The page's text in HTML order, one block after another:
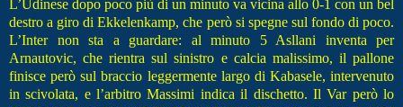
L’Udinese dopo poco più di un minuto va vicina allo 0-1 con un bel
destro a giro di Ekkelenkamp, che però si spegne sul fondo di poco.
L’Inter non sta a guardare: al minuto 5 Asllani inventa per
Arnautovic, che rientra sul sinistro e calcia malissimo, il pallone
finisce però sul braccio leggermente largo di Kabasele, intervenuto
in scivolata, e l’arbitro Massimi indica il dischetto. Il Var però lo